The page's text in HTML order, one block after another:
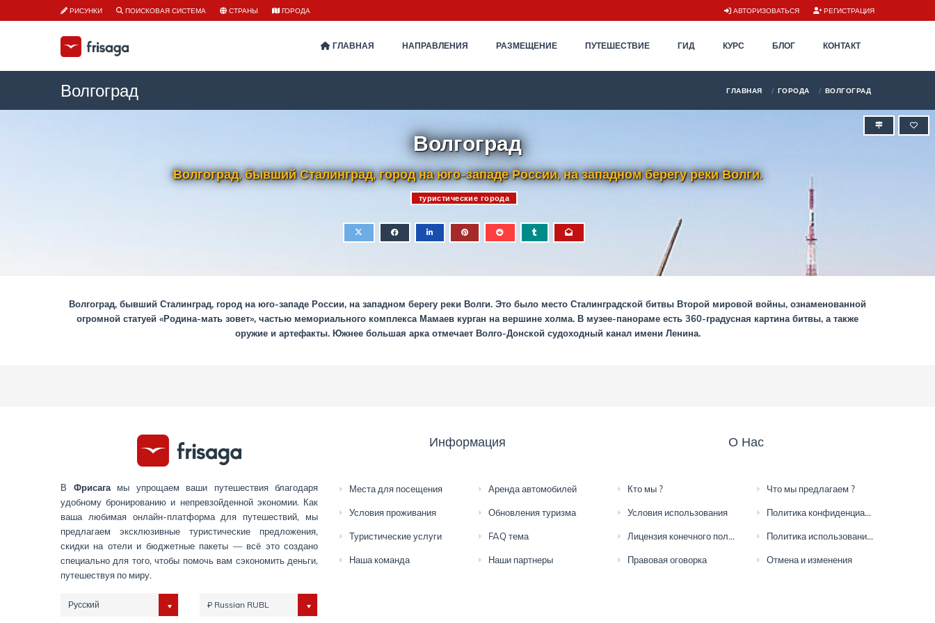
РИСУНКИ ПОИСКОВАЯ СИСТЕМА СТРАНЫ ГОРОДА АВТОРИЗОВАТЬСЯ РЕГИСТРАЦИЯ
ГЛАВНАЯ НАПРАВЛЕНИЯ РАЗМЕЩЕНИЕ ПУТЕШЕСТВИЕ ГИД КУРС БЛОГ КОНТАКТ
Волгоград ГЛАВНАЯ ГОРОДА ВОЛГОГРАД
Волгоград
Волгоград, бывший Сталинград, город на юго-западе России, на западном берегу реки Волги.
туристические города
Волгоград, бывший Сталинград, город на юго-западе России, на западном берегу реки Волги. Это было место Сталинградской битвы Второй мировой войны, ознаменованной
огромной статуей «Родина-мать зовет», частью мемориального комплекса Мамаев курган на вершине холма. В музее-панораме есть 360-градусная картина битвы, а также
оружие и артефакты. Южнее большая арка отмечает Волго-Донской судоходный канал имени Ленина.
В Фрисагамы упрощаем ваши путешествия благодаря
удобному бронированию и непревзойденной экономии. Как
ваша любимая онлайн-платформа для путешествий, мы
предлагаем эксклюзивные туристические предложения,
скидки на отели и бюджетные пакеты — всё это создано
специально для того, чтобы помочь вам сэкономить деньги,
путешествуя по миру.
Русский ₽ Russian RUBL
Информация
Места для посещения Аренда автомобилей
Условия проживания Обновления туризма
Туристические услуги FAQ тема
Наша команда Наши партнеры
О Нас
Кто мы ? Что мы предлагаем ?
Условия использования Политика конфиденциальности
Лицензия конечного пользователя Политика использования файлов cookie
Правовая оговорка Отмена и изменения